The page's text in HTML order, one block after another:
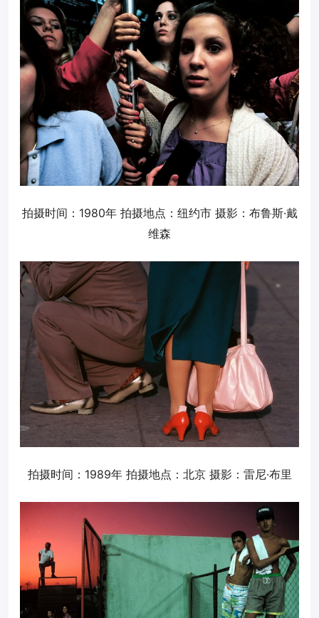
拍摄时间：1980年 拍摄地点：纽约市 摄影：布鲁斯·戴
维森
拍摄时间：1989年 拍摄地点：北京 摄影：雷尼·布里